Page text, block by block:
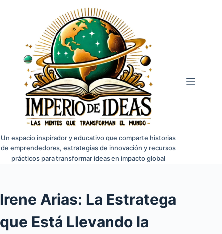
contenido
Un espacio inspirador y educativo que comparte historias
de emprendedores, estrategias de innovación y recursos
prácticos para transformar ideas en impacto global
Irene Arias: La Estratega
que Está Llevando la